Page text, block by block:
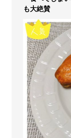
も大絶賛